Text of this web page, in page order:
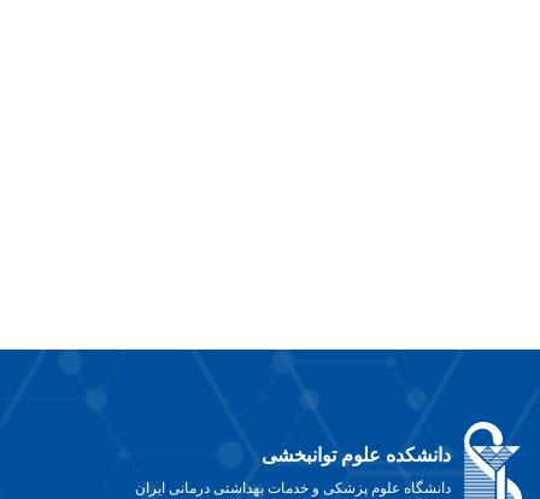
دانشکده علوم توانبخشی
دانشگاه علوم پزشکی و خدمات بهداشتی درمانی ایران